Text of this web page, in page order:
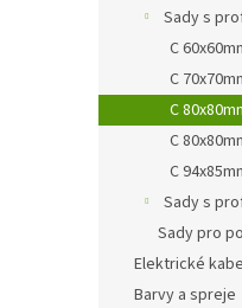
Sady s
C
C
C
C
C
Sady s
Sady pro
Elektrické
Barvy a spreje